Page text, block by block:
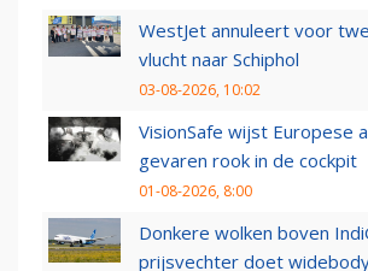
WestJet annuleert voor
vlucht naar Schiphol
03-08-2026, 10:02
VisionSafe wijst Europese
gevaren rook in de cockpit
01-08-2026, 8:00
Donkere wolken boven
prijsvechter doet